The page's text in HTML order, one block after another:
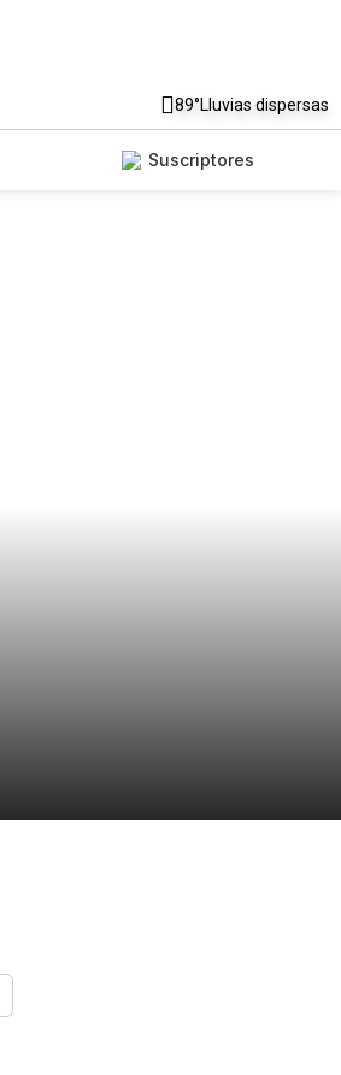
89°Lluvias dispersas
Suscriptores